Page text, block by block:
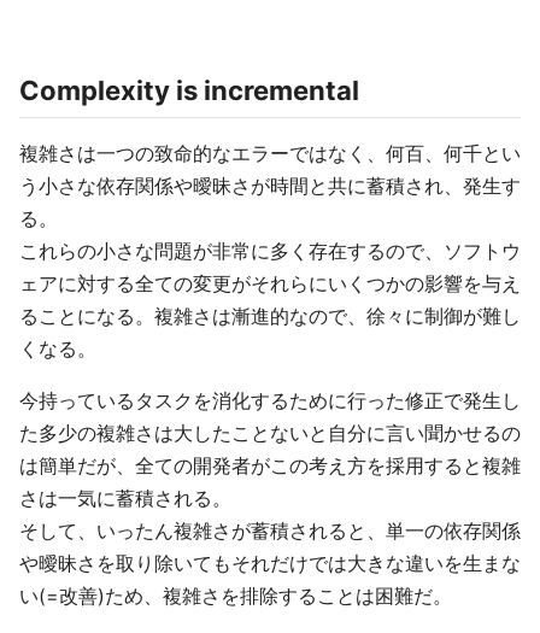
Complexity is incremental
複雑さは一つの致命的なエラーではなく、何百、何千とい
う小さな依存関係や曖昧さが時間と共に蓄積され、発生す
る。
これらの小さな問題が非常に多く存在するので、ソフトウ
ェアに対する全ての変更がそれらにいくつかの影響を与え
ることになる。複雑さは漸進的なので、徐々に制御が難し
くなる。
今持っているタスクを消化するために行った修正で発生し
た多少の複雑さは大したことないと自分に言い聞かせるの
は簡単だが、全ての開発者がこの考え方を採用すると複雑
さは一気に蓄積される。
そして、いったん複雑さが蓄積されると、単一の依存関係
や曖昧さを取り除いてもそれだけでは大きな違いを生まな
い(=改善)ため、複雑さを排除することは困難だ。